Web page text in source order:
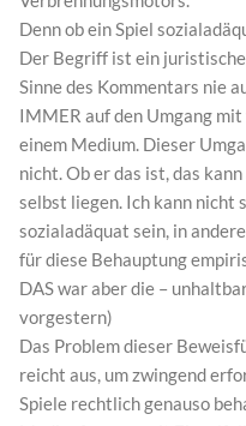
Denn ob ein Spiel
Der Begriff ist ein
Sinne des Kommentars nie
IMMER auf den Umgang
einem Medium. Dieser
nicht. Ob er das ist, das
selbst liegen. Ich kann nicht
sozialadäquat sein, in
für diese Behauptung
DAS war aber die –
vorgestern)
Das Problem dieser
reicht aus, um zwingend
Spiele rechtlich genauso